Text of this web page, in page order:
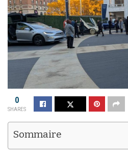
0
SHARES
Sommaire